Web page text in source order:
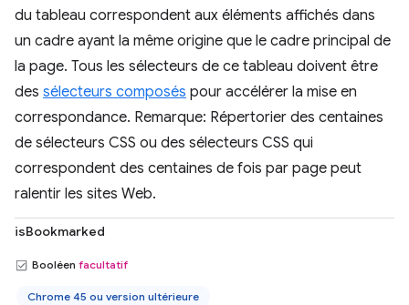
du tableau correspondent aux éléments affichés dans
un cadre ayant la même origine que le cadre principal de
la page. Tous les sélecteurs de ce tableau doivent être
des sélecteurs composés pour accélérer la mise en
correspondance. Remarque: Répertorier des centaines
de sélecteurs CSS ou des sélecteurs CSS qui
correspondent des centaines de fois par page peut
ralentir les sites Web.
isBookmarked
Booléen facultatif
Chrome 45 ou version ultérieure